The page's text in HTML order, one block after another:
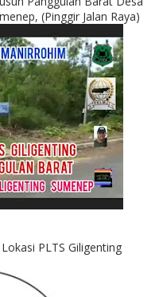
(Pinggir Jalan Raya)
PLTS Giligenting